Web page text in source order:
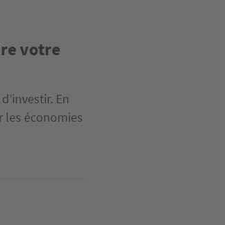
votre
En
les économies